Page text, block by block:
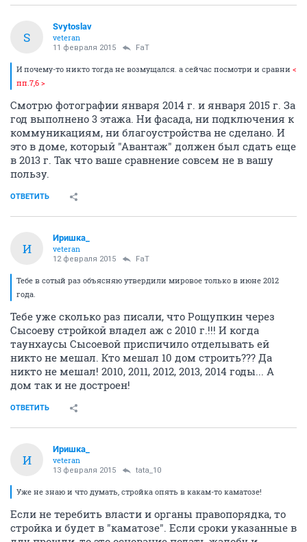
S
Svytoslav
veteran
11 февраля 2015 FaT
И почему-то никто тогда не возмущался. а сейчас посмотри и сравни <
пп.7,6 >
Смотрю фотографии января 2014 г. и января 2015 г. За
год выполнено 3 этажа. Ни фасада, ни подключения к
коммуникациям, ни благоустройства не сделано. И
это в доме, который "Авантаж" должен был сдать еще
в 2013 г. Так что ваше сравнение совсем не в вашу
пользу.
ОТВЕТИТЬ
И
Иришка_
veteran
12 февраля 2015 FaT
Тебе в сотый раз объясняю утвердили мировое только в июне 2012
года.
Тебе уже сколько раз писали, что Рощупкин через
Сысоеву стройкой владел аж с 2010 г.!!! И когда
таунхаусы Сысоевой приспичило отделывать ей
никто не мешал. Кто мешал 10 дом строить??? Да
никто не мешал! 2010, 2011, 2012, 2013, 2014 годы... А
дом так и не достроен!
ОТВЕТИТЬ
И
Иришка_
veteran
13 февраля 2015 tata_10
Уже не знаю и что думать, стройка опять в какам-то каматозе!
Если не теребить власти и органы правопорядка, то
стройка и будет в "каматозе". Если сроки указанные в